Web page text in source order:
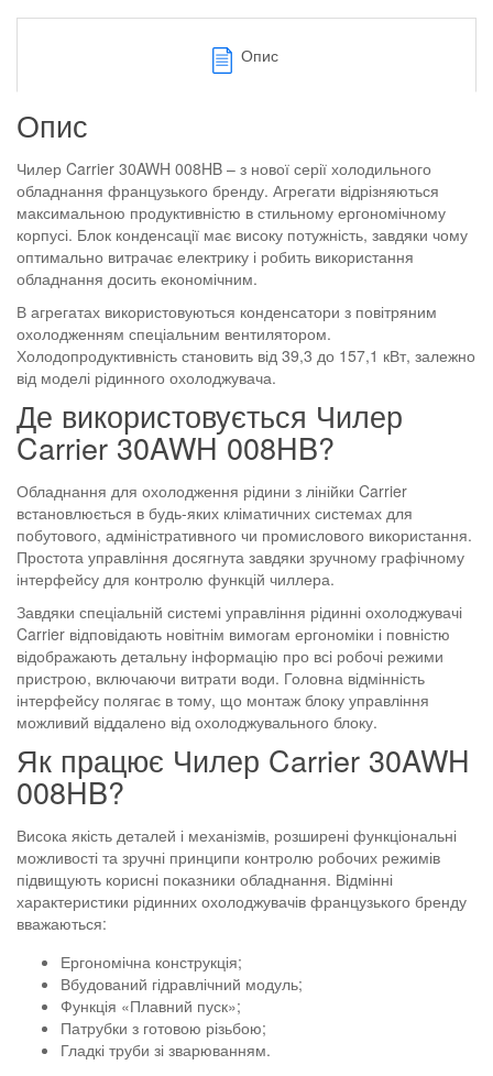
Опис
Опис
Чилер Carrier 30AWH 008HB – з нової серії холодильного
обладнання французького бренду. Агрегати відрізняються
максимальною продуктивністю в стильному ергономічному
корпусі. Блок конденсації має високу потужність, завдяки чому
оптимально витрачає електрику і робить використання
обладнання досить економічним.
В агрегатах використовуються конденсатори з повітряним
охолодженням спеціальним вентилятором.
Холодопродуктивність становить від 39,3 до 157,1 кВт, залежно
від моделі рідинного охолоджувача.
Де використовується Чилер
Carrier 30AWH 008HB?
Обладнання для охолодження рідини з лінійки Carrier
встановлюється в будь-яких кліматичних системах для
побутового, адміністративного чи промислового використання.
Простота управління досягнута завдяки зручному графічному
інтерфейсу для контролю функцій чиллера.
Завдяки спеціальній системі управління рідинні охолоджувачі
Carrier відповідають новітнім вимогам ергономіки і повністю
відображають детальну інформацію про всі робочі режими
пристрою, включаючи витрати води. Головна відмінність
інтерфейсу полягає в тому, що монтаж блоку управління
можливий віддалено від охолоджувального блоку.
Як працює Чилер Carrier 30AWH
008HB?
Висока якість деталей і механізмів, розширені функціональні
можливості та зручні принципи контролю робочих режимів
підвищують корисні показники обладнання. Відмінні
характеристики рідинних охолоджувачів французького бренду
вважаються:
Ергономічна конструкція;
Вбудований гідравлічний модуль;
Функція «Плавний пуск»;
Патрубки з готовою різьбою;
Гладкі труби зі зварюванням.